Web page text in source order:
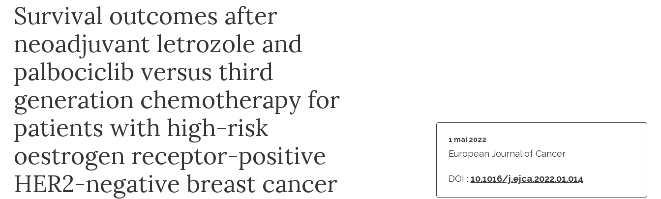
Survival outcomes after
neoadjuvant letrozole and
palbociclib versus third
generation chemotherapy for
patients with high-risk
oestrogen receptor-positive
HER2-negative breast cancer
1 mai 2022
European Journal of Cancer
DOI : 10.1016/j.ejca.2022.01.014